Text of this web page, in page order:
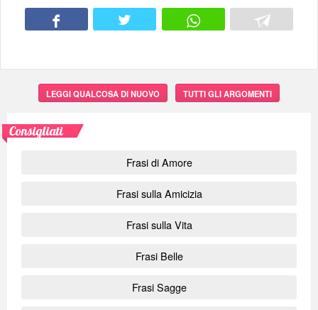
LEGGI QUALCOSA DI NUOVO TUTTI GLI ARGOMENTI
Consigliati
Frasi di Amore
Frasi sulla Amicizia
Frasi sulla Vita
Frasi Belle
Frasi Sagge